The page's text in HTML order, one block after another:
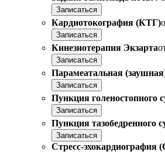
Записаться
Кардиотокография (КТГ)
Записаться
Кинезиотерапия Экзарта
Записаться
Парамеатальная
Записаться
Пункция голеностопного
Записаться
Пункция тазобедренного
Записаться
Стресс-эхокардиография